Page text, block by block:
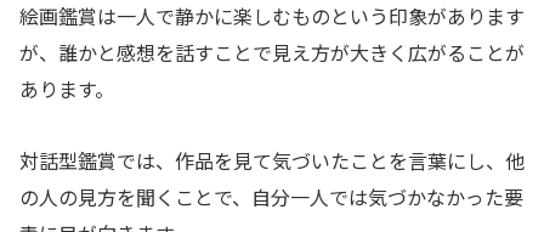
絵画鑑賞は一人で静かに楽しむものという印象があります
が、誰かと感想を話すことで見え方が大きく広がることが
あります。
対話型鑑賞では、作品を見て気づいたことを言葉にし、他
の人の見方を聞くことで、自分一人では気づかなかった要